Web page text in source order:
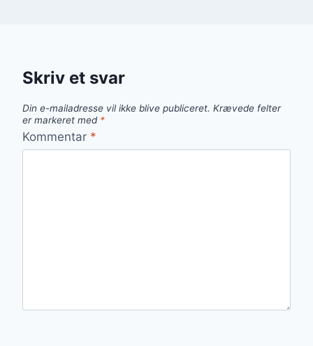
Skriv et svar
Din e-mailadresse vil ikke blive publiceret. Krævede felter
er markeret med *
Kommentar *